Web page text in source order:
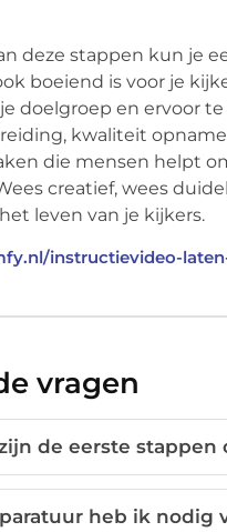
deze stappen kun je
boeiend is voor je
doelgroep en ervoor
kwaliteit
die mensen helpt
creatief, wees
leven van je kijkers.
instructievideo-
vragen
de eerste
heb ik nodig